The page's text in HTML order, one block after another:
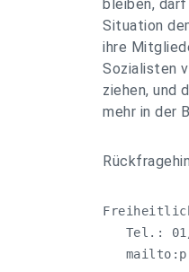
bleiben,
Situation
ihre
Sozialisten
ziehen, und
mehr in der
Tel.:
   mailto: